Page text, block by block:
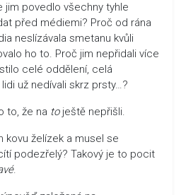
jim povedlo všechny tyhle
před médiemi? Proč od rána
neslízávala smetanu kvůli
ho to. Proč jim nepřidali více
celé oddělení, celá
už nedívali skrz prsty…?
to, že na to ještě nepřišli.
kovu želízek a musel se
podezřelý? Takový je to pocit
.